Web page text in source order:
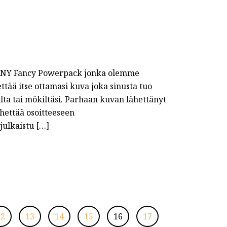
Fancy Powerpack jonka olemme
itse ottamasi kuva joka sinusta tuo
tai mökiltäsi. Parhaan kuvan lähettänyt
osoitteeseen
[…]
13 14 15 16 17